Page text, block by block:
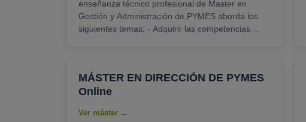
enseñanza técnico profesional de Master en
Gestión y Administración de PYMES aborda los
siguientes temas: - Adquirir las competencias
importancia de la elaboración de un adecuado
Plan de Negocios y Marketing para aumentar las
MÁSTER EN DIRECCIÓN DE PYMES
Online